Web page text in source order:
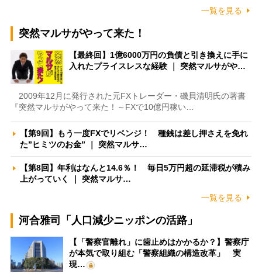
一覧を見る
突然マルサがやって来た！
【最終回】1億6000万円の負債と引き換えに手に
入れたプライスレスな経験 ｜ 突然マルサがや…
2009年12月に発行された元FXトレーダー・磯貝清明氏の著書
『突然マルサがやって来た！～FXで10億円稼い…
【第9回】もう一度FXでリベンジ！ 種銭は差し押さえを免れ
た”ヒミツのお金” ｜ 突然マルサ…
【第8回】年利はなんと14.6％！ 毎日5万円超の延滞税が積み
上がっていく ｜ 突然マルサ…
一覧を見る
河合雅司「人口減少ニッポンの活路」
【「警察官離れ」に歯止めはかかるか？】警察庁
が本気で取り組む「警察組織の構造改革」 実
現…